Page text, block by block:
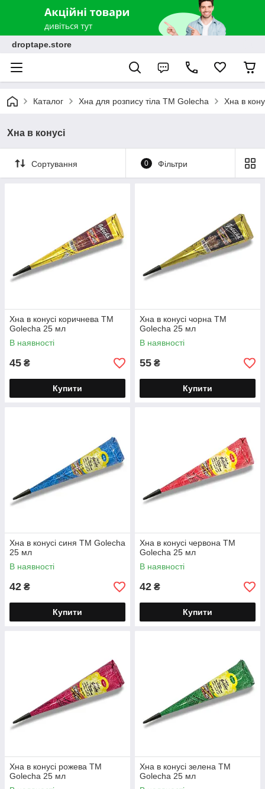
droptape.store
Каталог Хна для розпису тіла ТМ Golecha Хна в
Хна в конусі
Сортування 0 Фільтри
Хна в конусі коричнева TM
Golecha 25 мл
В наявності
45 ₴
Купити
Хна в конусі чорна TM
Golecha 25 мл
В наявності
55 ₴
Купити
Хна в конусі синя TM Golecha
25 мл
В наявності
42 ₴
Купити
Хна в конусі червона TM
Golecha 25 мл
В наявності
42 ₴
Купити
Хна в конусі рожева TM
Golecha 25 мл
Хна в конусі зелена TM
Golecha 25 мл